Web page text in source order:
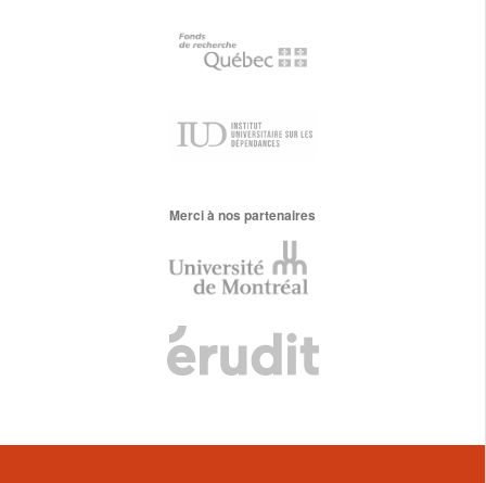
Merci à nos partenaires